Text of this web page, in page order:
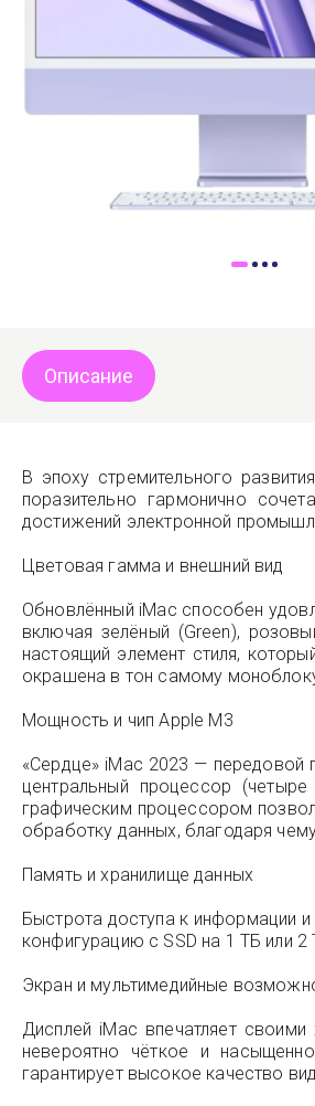
Самовывоз
Описание
В эпоху стремительного
поразительно гармонично
достижений электронной
Цветовая гамма и внешний вид
Обновлённый iMac способен
включая зелёный (Green),
настоящий элемент стиля,
окрашена в тон самому
Мощность и чип Apple M3
«Сердце» iMac 2023 — передовой
центральный процессор
графическим процессором
обработку данных, благодаря
Память и хранилище данных
Быстрота доступа к информации
конфигурацию с SSD на 1 ТБ или
Экран и мультимедийные
Дисплей iMac впечатляет
невероятно чёткое и
гарантирует высокое качество